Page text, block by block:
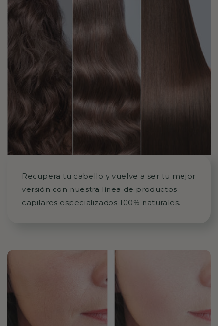
Recupera tu cabello y vuelve a ser tu mejor
versión con nuestra línea de productos
capilares especializados 100% naturales.